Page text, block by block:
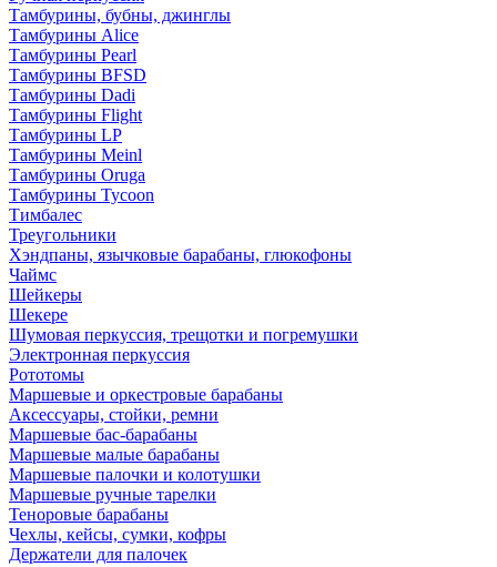
Тамбурины, бубны, джинглы
Тамбурины Alice
Тамбурины Pearl
Тамбурины BFSD
Тамбурины Dadi
Тамбурины Flight
Тамбурины LP
Тамбурины Meinl
Тамбурины Oruga
Тамбурины Tycoon
Тимбалес
Треугольники
Хэндпаны, язычковые барабаны, глюкофоны
Чаймс
Шейкеры
Шекере
Шумовая перкуссия, трещотки и погремушки
Электронная перкуссия
Рототомы
Маршевые и оркестровые барабаны
Аксессуары, стойки, ремни
Маршевые бас-барабаны
Маршевые малые барабаны
Маршевые палочки и колотушки
Маршевые ручные тарелки
Теноровые барабаны
Чехлы, кейсы, сумки, кофры
Держатели для палочек